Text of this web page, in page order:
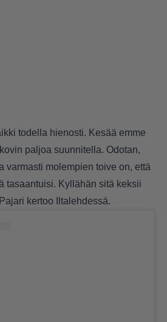
todella hienosti. Kesää emme
paljoa suunnitella. Odotan,
varmasti molempien toive on, että
tasaantuisi. Kyllähän sitä keksii
kertoo Iltalehdessä.